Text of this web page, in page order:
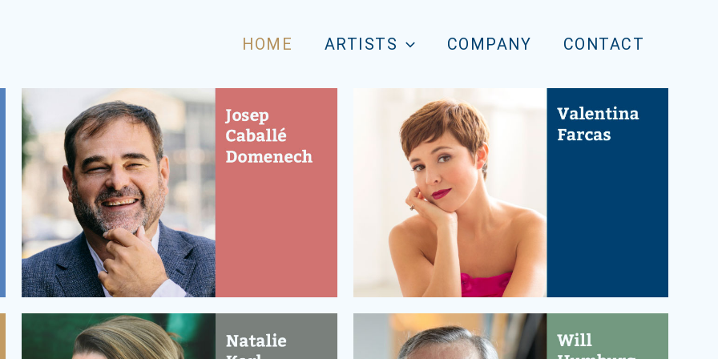
HOME ARTISTS COMPANY CONTACT